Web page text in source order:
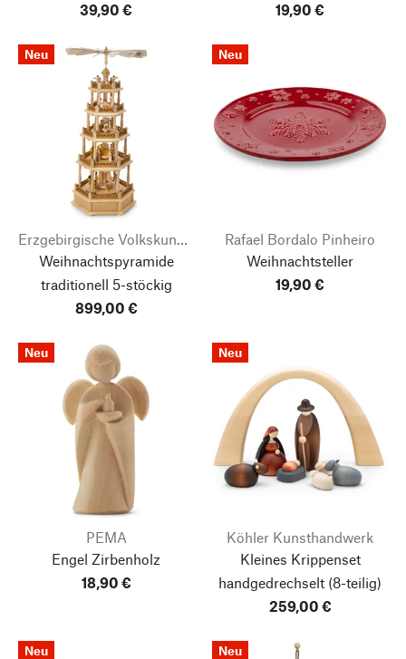
39,90 €
19,90 €
Neu
Erzgebirgische Volkskunst Richard Glässer
Weihnachtspyramide
traditionell 5-stöckig
899,00 €
Neu
Rafael Bordalo Pinheiro
Weihnachtsteller
19,90 €
Neu
PEMA
Engel Zirbenholz
18,90 €
Neu
Köhler Kunsthandwerk
Kleines Krippenset
handgedrechselt (8-teilig)
259,00 €
Neu
Neu